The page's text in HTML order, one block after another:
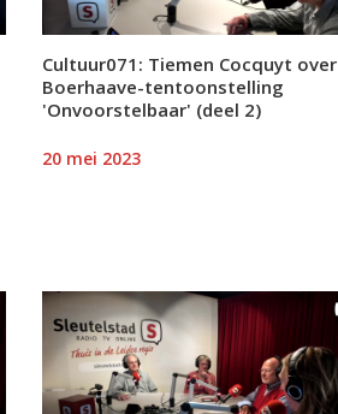
Cultuur071: Tiemen Cocquyt over
Boerhaave-tentoonstelling
'Onvoorstelbaar' (deel 2)
20 mei 2023